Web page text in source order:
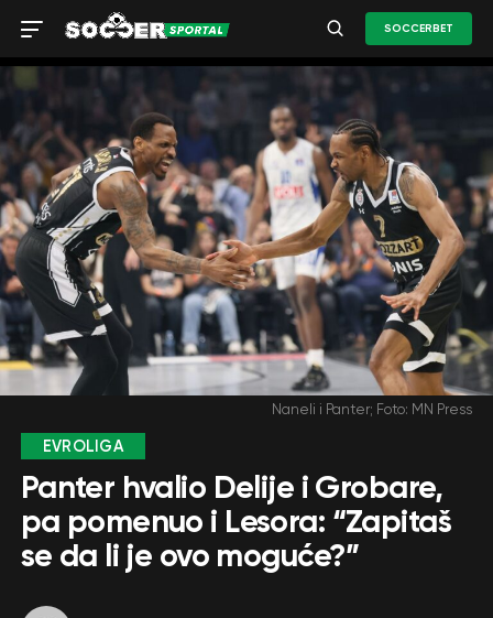
SOCCERBET
Naneli i Panter; Foto: MN Press
EVROLIGA
Panter hvalio Delije i Grobare,
pa pomenuo i Lesora: “Zapitaš
se da li je ovo moguće?”